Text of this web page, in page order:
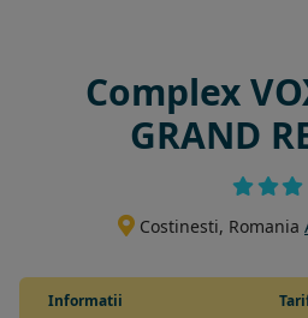
Complex
GRAND
Costinesti, Romania
Informatii